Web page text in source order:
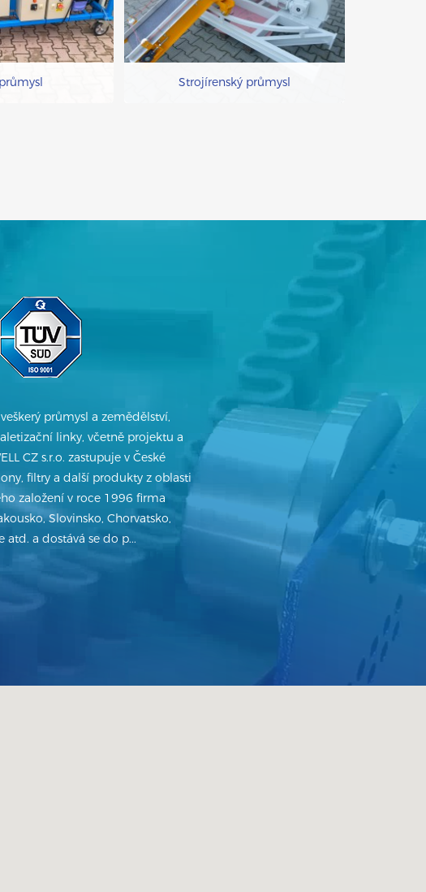
Strojírenský průmysl
průmysl a zemědělství,
linky, včetně projektu a
CZ s.r.o. zastupuje v České
filtry a další produkty z oblasti
založení v roce 1996 firma
Slovinsko, Chorvatsko,
a dostává se do p...